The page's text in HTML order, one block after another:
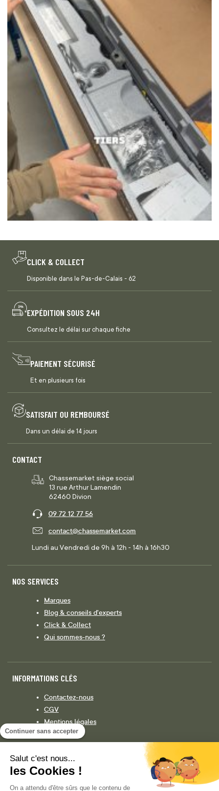
Continuer sans accepter
Salut c'est nous...
les Cookies !
On a attendu d'être sûrs que le contenu de
CLICK & COLLECT
Disponible dans le Pas-de-Calais - 62
EXPÉDITION SOUS 24H
Consultez le délai sur chaque fiche
PAIEMENT SÉCURISÉ
Et en plusieurs fois
SATISFAIT OU REMBOURSÉ
Dans un délai de 14 jours
CONTACT
Chassemarket siège social
13 rue Arthur Lamendin
62460 Divion
09 72 12 77 56
contact@chassemarket.com
Lundi au Vendredi de 9h à 12h - 14h à 16h30
NOS SERVICES
Marques
Blog & conseils d'experts
Click & Collect
Qui sommes-nous ?
INFORMATIONS CLÉS
Contactez-nous
CGV
Mentions légales
Législation
Facebook Instagram